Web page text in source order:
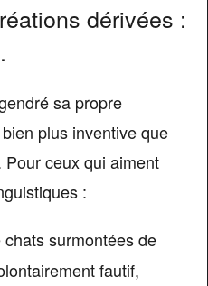
dérivées :
sa propre
plus inventive que
ceux qui aiment
:
surmontées de
fautif,